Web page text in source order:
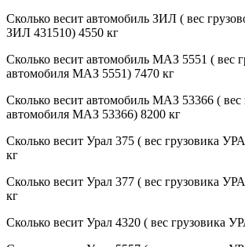
Сколько весит автомобиль ЗИЛ ( вес
ЗИЛ 431510) 4550 кг
Сколько весит автомобиль МАЗ 5551 ( вес
автомобиля МАЗ 5551) 7470 кг
Сколько весит автомобиль МАЗ 53366 ( вес
автомобиля МАЗ 53366) 8200 кг
Сколько весит Урал 375 ( вес грузовика
кг
Сколько весит Урал 377 ( вес грузовика
кг
Сколько весит Урал 4320 ( вес грузовика